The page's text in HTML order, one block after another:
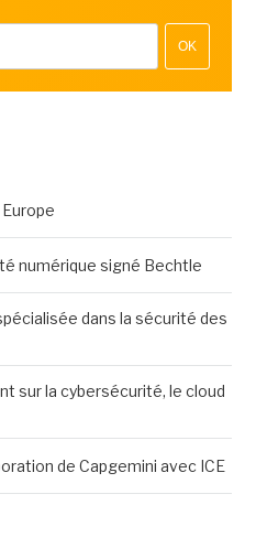
OK
numérique signé Bechtle
dans la sécurité des
sur la cybersécurité, le cloud
de Capgemini avec ICE